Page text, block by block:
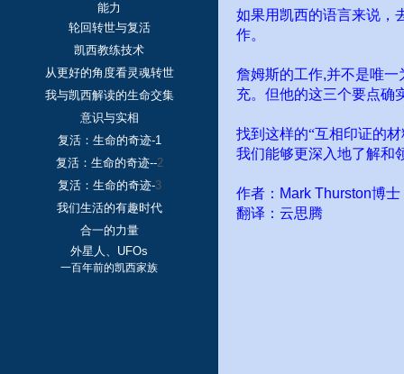
能力
轮回转世与复活
凯西教练技术
从更好的角度看灵魂转世
我与凯西解读的生命交集
意识与实相
复活：生命的奇迹-1
复活：生命的奇迹--2
复活：生命的奇迹-3
我们生活的有趣时代
合一的力量
外星人、UFOs
一百年前的凯西家族
如果用凯西的语言来说，
作。
詹姆斯的工作,并不是唯一
充。但他的这三个要点确
找到这样的“互相印证的
我们能够更深入地了解和
作者： Mark Thurston博士
翻译：云思腾